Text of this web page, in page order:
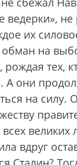
ведерки», не
их
на
тех,
А они
на силу.
всех
вдруг